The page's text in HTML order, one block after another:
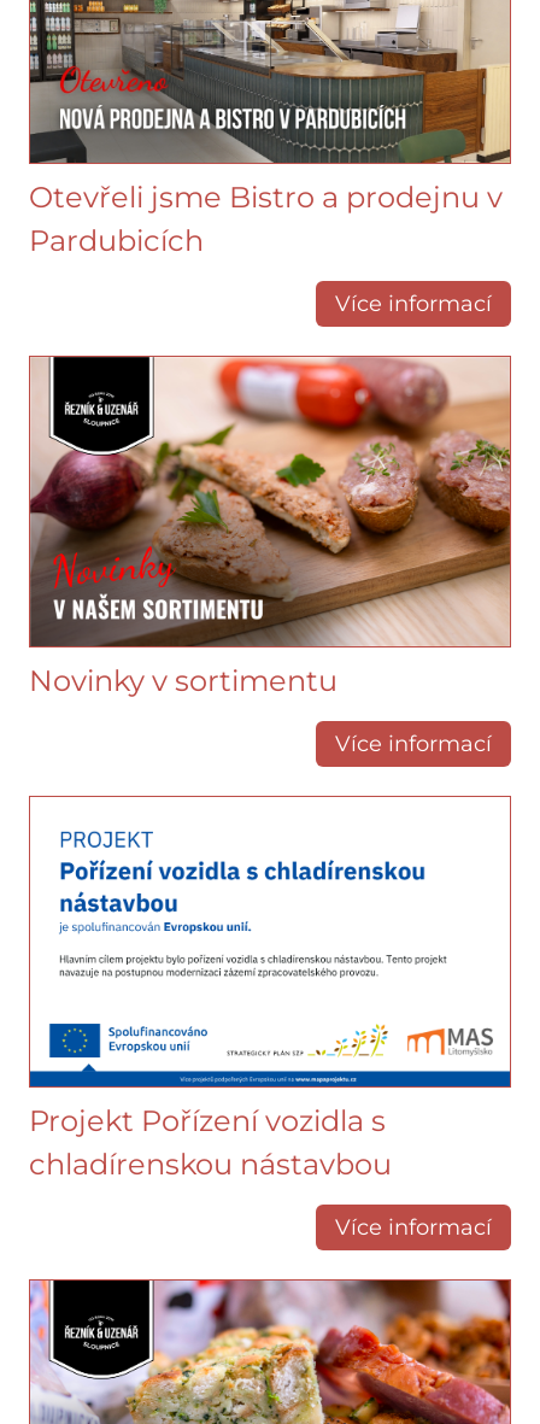
Otevřeli jsme Bistro a prodejnu v
Pardubicích
Více informací
Novinky v sortimentu
Více informací
Projekt Pořízení vozidla s
chladírenskou nástavbou
Více informací